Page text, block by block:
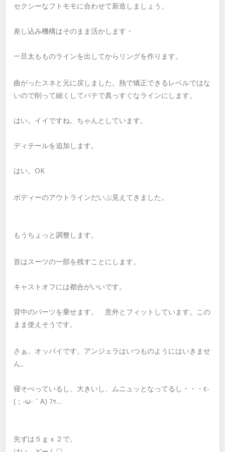
セクシーなフトモモに合わせて新造しましょう。
差し込み機構はそのまま活かします・
一旦太もものラインを出してからリングを作ります。
曲がったスネと元に戻しました。熱で矯正できるレベルではな
いので削って細くしてパテで真っすぐなラインにします。
はい。イイですね。ちゃんとしています。
ディテールを追加します。
はい。OK
ボディーのアウトラインだいぶ見えてきました。
もうちょっと調整します。
首はスーツの一部を残すことにします。
キャストオフには都合がいいです。
背中のパーツを乗せます。 意外とフィットしています。この
まま使えそうです。
さぁ。オッパイです。アンジェラはいつものようにはいきませ
ん。
寝そべっているし、大きいし、ムニュッとなってるし・・・ε-
(；-ω-｀A) ﾌｩ…
先ずは５ｇｘ２で。